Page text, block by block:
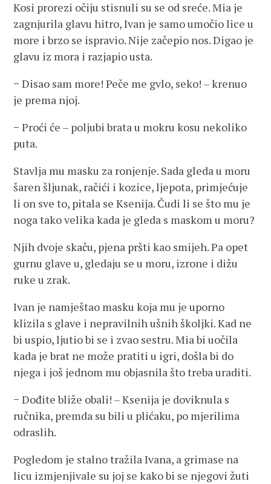
Kosi prorezi očiju stisnuli su se od sreće. Mia je
zagnjurila glavu hitro, Ivan je samo umočio lice u
more i brzo se ispravio. Nije začepio nos. Digao je
glavu iz mora i razjapio usta.
− Disao sam more! Peče me gvlo, seko! – krenuo
je prema njoj.
− Proći će – poljubi brata u mokru kosu nekoliko
puta.
Stavlja mu masku za ronjenje. Sada gleda u moru
šaren šljunak, račići i kozice, ljepota, primjećuje
li on sve to, pitala se Ksenija. Čudi li se što mu je
noga tako velika kada je gleda s maskom u moru?
Njih dvoje skaču, pjena pršti kao smijeh. Pa opet
gurnu glave u, gledaju se u moru, izrone i dižu
ruke u zrak.
Ivan je namještao masku koja mu je uporno
klizila s glave i nepravilnih ušnih školjki. Kad ne
bi uspio, ljutio bi se i zvao sestru. Mia bi uočila
kada je brat ne može pratiti u igri, došla bi do
njega i još jednom mu objasnila što treba uraditi.
− Dođite bliže obali! – Ksenija je doviknula s
ručnika, premda su bili u plićaku, po mjerilima
odraslih.
Pogledom je stalno tražila Ivana, a grimase na
licu izmjenjivale su joj se kako bi se njegovi žuti